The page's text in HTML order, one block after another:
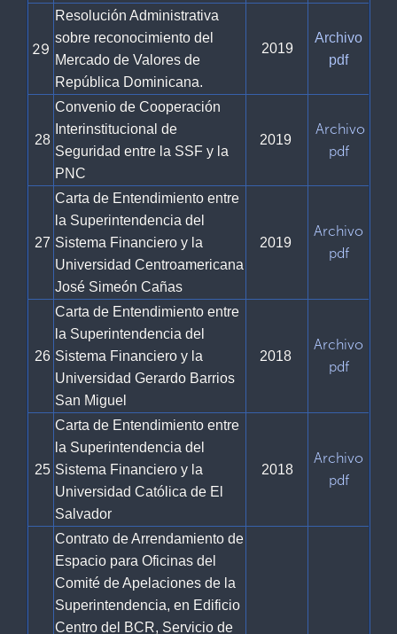
29
Resolución Administrativa
sobre reconocimiento del
Mercado de Valores de
República Dominicana.
2019
Archivo
pdf
28
Convenio de Cooperación
Interinstitucional de
Seguridad entre la SSF y la
PNC
2019
Archivo
pdf
27
Carta de Entendimiento entre
la Superintendencia del
Sistema Financiero y la
Universidad Centroamericana
José Simeón Cañas
2019
Archivo
pdf
26
Carta de Entendimiento entre
la Superintendencia del
Sistema Financiero y la
Universidad Gerardo Barrios
San Miguel
2018
Archivo
pdf
25
Carta de Entendimiento entre
la Superintendencia del
Sistema Financiero y la
Universidad Católica de El
Salvador
2018
Archivo
pdf
Contrato de Arrendamiento de
Espacio para Oficinas del
Comité de Apelaciones de la
Superintendencia, en Edificio
Centro del BCR, Servicio de